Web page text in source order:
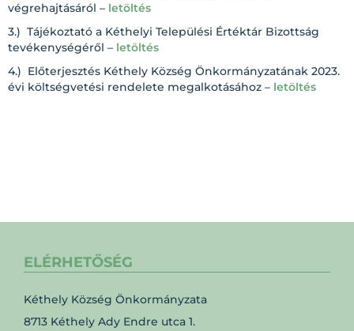
végrehajtásáról – letöltés
3.) Tájékoztató a Kéthelyi Települési Értéktár Bizottság
tevékenységéről – letöltés
4.) Előterjesztés Kéthely Község Önkormányzatának 2023.
évi költségvetési rendelete megalkotásához – letöltés
ELÉRHETŐSÉG
Kéthely Község Önkormányzata
8713 Kéthely Ady Endre utca 1.